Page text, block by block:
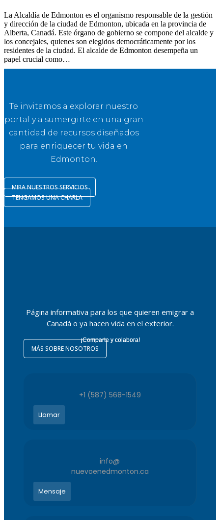
La Alcaldía de Edmonton es el organismo responsable de la gestión
y dirección de la ciudad de Edmonton, ubicada en la provincia de
Alberta, Canadá. Este órgano de gobierno se compone del alcalde y
los concejales, quienes son elegidos democráticamente por los
residentes de la ciudad. El alcalde de Edmonton desempeña un
papel crucial como…
Te invitamos a explorar nuestro
portal y a sumergirte en una gran
cantidad de recursos diseñados
para enriquecer tu vida en
Edmonton.
MIRA NUESTROS SERVICIOS
TENGAMOS UNA CHARLA
Página informativa para los que quieren emigrar a
Canadá o ya hacen vida en el exterior.
¡Comparte y colabora!
MÁS SOBRE NOSOTROS
+1 (587) 568-1549
Llamar
info@
nuevoenedmonton.ca
Mensaje